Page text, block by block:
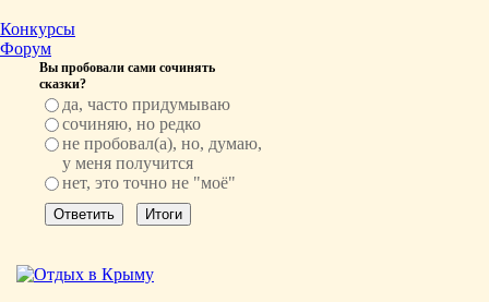
Конкурсы
Форум
Вы пробовали сами сочинять
сказки?
да, часто придумываю
сочиняю, но редко
не пробовал(а), но, думаю,
у меня получится
нет, это точно не "моё"